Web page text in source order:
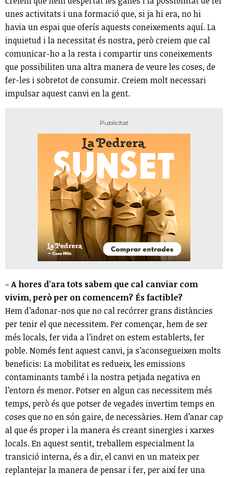
unes activitats i una formació que, si ja hi era, no hi
havia un espai que oferís aquests coneixements aquí. La
inquietud i la necessitat és nostra, però creiem que cal
comunicar-ho a la resta i compartir uns coneixements
que possibiliten una altra manera de veure les coses, de
fer-les i sobretot de consumir. Creiem molt necessari
impulsar aquest canvi en la gent.
- A hores d’ara tots sabem que cal canviar com
vivim, però per on comencem? És factible?
Hem d’adonar-nos que no cal recórrer grans distàncies
per tenir el que necessitem. Per començar, hem de ser
més locals, fer vida a l’indret on estem establerts, fer
poble. Només fent aquest canvi, ja s’aconsegueixen molts
beneficis: La mobilitat es redueix, les emissions
contaminants també i la nostra petjada negativa en
l’entorn és menor. Potser en algun cas necessitem més
temps, però és que potser de vegades invertim temps en
coses que no en són gaire, de necessàries. Hem d’anar cap
al que és proper i la manera és creant sinergies i xarxes
locals. En aquest sentit, treballem especialment la
transició interna, és a dir, el canvi en un mateix per
replantejar la manera de pensar i fer, per així fer una